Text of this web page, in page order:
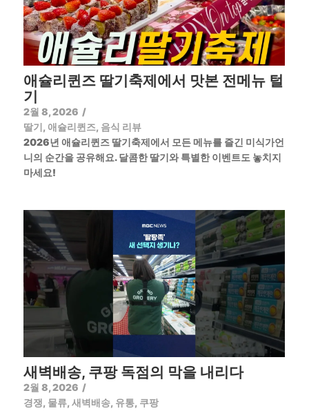
애슐리퀸즈 딸기축제에서 맛본 전메뉴 털
기
2월 8, 2026 /
딸기, 애슐리퀸즈, 음식 리뷰
2026년 애슐리퀸즈 딸기축제에서 모든 메뉴를 즐긴 미식가언
니의 순간을 공유해요. 달콤한 딸기와 특별한 이벤트도 놓치지
마세요!
새벽배송, 쿠팡 독점의 막을 내리다
2월 8, 2026 /
경쟁, 물류, 새벽배송, 유통, 쿠팡